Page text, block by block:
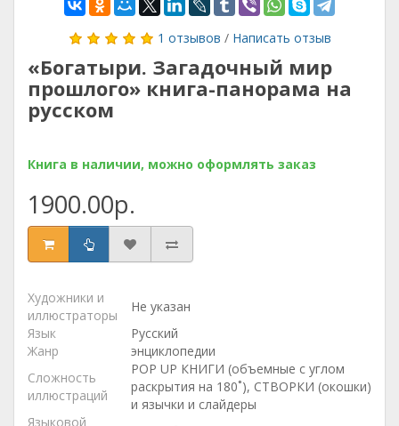
1 отзывов / Написать отзыв
«Богатыри. Загадочный мир
прошлого» книга-панорама на
русском
Книга в наличии, можно оформлять заказ
1900.00р.
Художники и
иллюстраторы
Не указан
Язык
Русский
Жанр
энциклопедии
Сложность
иллюстраций
POP UP КНИГИ (объемные с углом
раскрытия на 180˚), СТВОРКИ (окошки)
и язычки и слайдеры
Языковой